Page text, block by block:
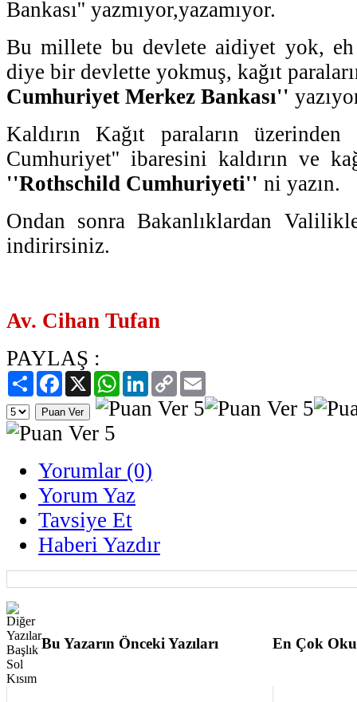
Bankası'' yazmıyor,yazamıyor.
Bu millete bu devlete aidiyet yok, eh
diye bir devlette yokmuş, kağıt
Cumhuriyet Merkez Bankası''
Kaldırın Kağıt paraların
Cumhuriyet'' ibaresini kaldırın ve
''Rothschild Cumhuriyeti'' ni yazın.
Ondan sonra Bakanlıklardan
indirirsiniz.
Av. Cihan Tufan
PAYLAŞ :
PaylaşFacebook
X WhatsAppLinkedIn
Copy
Link
Yorumlar (0)
Yorum Yaz
Tavsiye Et
Haberi Yazdır
Bu Yazarın Önceki Yazıları En Çok